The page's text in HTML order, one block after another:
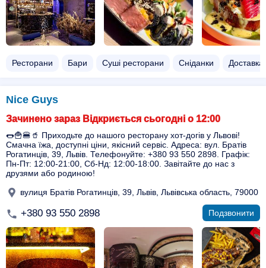
Ресторани Бари Суші ресторани Сніданки Доставка
Nice Guys
Зачинено зараз Відкриється сьогодні о 12:00
🌭🍟🍔🥤 Приходьте до нашого ресторану хот-догів у Львові!
Смачна їжа, доступні ціни, якісний сервіс. Адреса: вул. Братів
Рогатинців, 39, Львів. Телефонуйте: +380 93 550 2898. Графік:
Пн-Пт: 12:00-21:00, Сб-Нд: 12:00-18:00. Завітайте до нас з
друзями або родиною!
вулиця Братів Рогатинців, 39, Львів, Львівська область, 79000
+380 93 550 2898 Подзвонити